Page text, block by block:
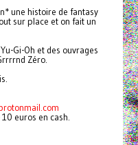
une histoire de fantasy
sur place et on fait un
Gi-Oh et des ouvrages
Zéro.
euros en cash.